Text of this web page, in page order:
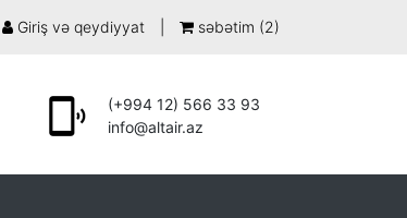
Giriş və qeydiyyat səbətim (2)
(+994 12) 566 33 93
info@altair.az